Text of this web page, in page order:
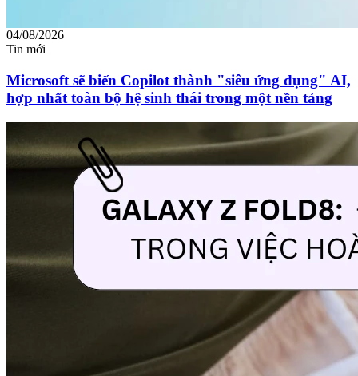
04/08/2026
Tin mới
Microsoft sẽ biến Copilot thành "siêu ứng dụng" AI,
hợp nhất toàn bộ hệ sinh thái trong một nền tảng